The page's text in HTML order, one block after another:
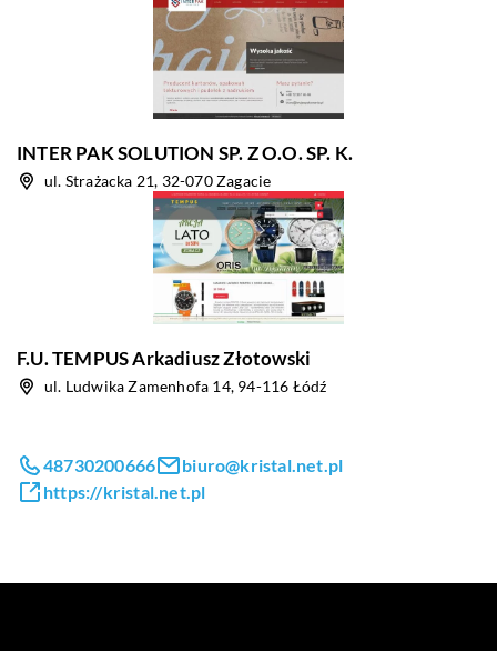
INTER PAK SOLUTION SP. Z O.O. SP. K.
ul. Strażacka 21, 32-070 Zagacie
F.U. TEMPUS Arkadiusz Złotowski
ul. Ludwika Zamenhofa 14, 94-116 Łódź
48730200666
biuro@kristal.net.pl
https://kristal.net.pl